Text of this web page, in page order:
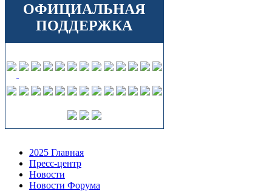
ОФИЦИАЛЬНАЯ
ПОДДЕРЖКА
2025 Главная
Пресс-центр
Новости
Новости Форума